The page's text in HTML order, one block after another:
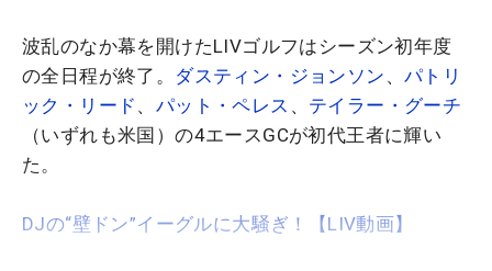
波乱のなか幕を開けたLIVゴルフはシーズン初年度
の全日程が終了。 ダスティン・ジョンソン 、パトリ
ック・リード 、 パット・ペレス 、 テイラー・グーチ
（いずれも米国）の4エースGCが初代王者に輝い
た。
DJの“壁ドン”イーグルに大騒ぎ！【LIV動画】